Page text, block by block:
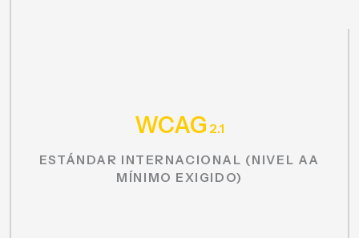
WCAG 2.1
ESTÁNDAR INTERNACIONAL (NIVEL AA
MÍNIMO EXIGIDO)